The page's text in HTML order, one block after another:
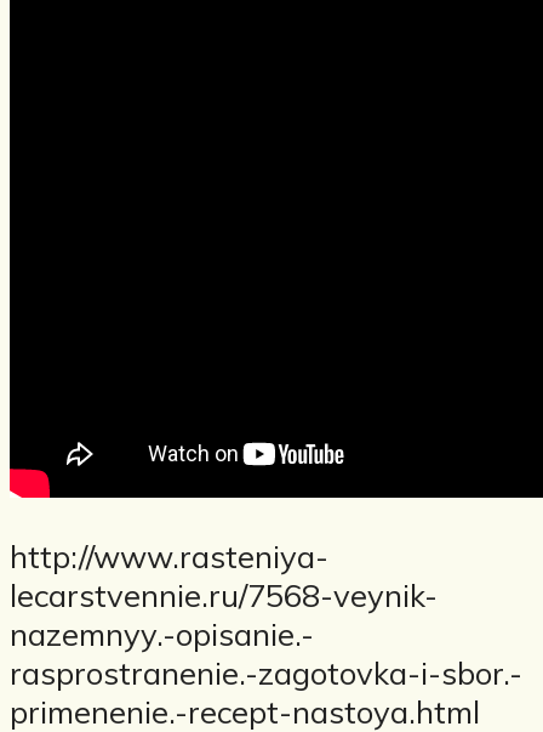
http://www.rasteniya-
lecarstvennie.ru/7568-veynik-
nazemnyy.-opisanie.-
rasprostranenie.-zagotovka-i-sbor.-
primenenie.-recept-nastoya.html